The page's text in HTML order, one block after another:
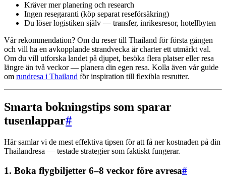
Kräver mer planering och research
Ingen resegaranti (köp separat reseförsäkring)
Du löser logistiken själv — transfer, inrikesresor, hotellbyten
Vår rekommendation? Om du reser till Thailand för första gången
och vill ha en avkopplande strandvecka är charter ett utmärkt val.
Om du vill utforska landet på djupet, besöka flera platser eller resa
längre än två veckor — planera din egen resa. Kolla även vår guide
om rundresa i Thailand för inspiration till flexibla resrutter.
Smarta bokningstips som sparar
tusenlappar#
Här samlar vi de mest effektiva tipsen för att få ner kostnaden på din
Thailandresa — testade strategier som faktiskt fungerar.
1. Boka flygbiljetter 6–8 veckor före avresa#